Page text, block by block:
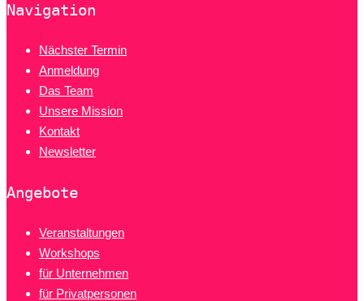
Navigation
Nächster Termin
Anmeldung
Das Team
Unsere Mission
Kontakt
Newsletter
Angebote
Veranstaltungen
Workshops
für Unternehmen
für Privatpersonen